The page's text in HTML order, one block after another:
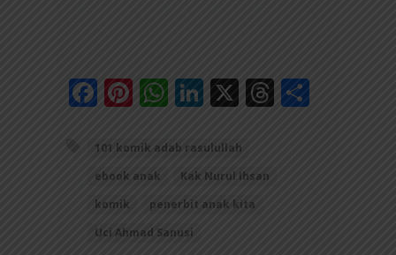
Facebook
Pinterest
WhatsApp
LinkedIn
X Threads
101 komik adab rasulullah
ebook anak
Kak Nurul Ihsan
komik
penerbit anak kita
Uci Ahmad Sanusi